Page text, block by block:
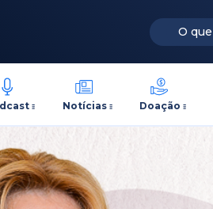
Notícias Doação